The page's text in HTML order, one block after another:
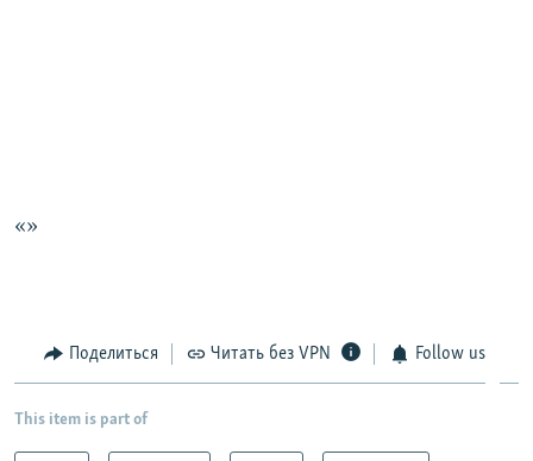
«»
Поделиться Читать без VPN Follow us
This item is part of